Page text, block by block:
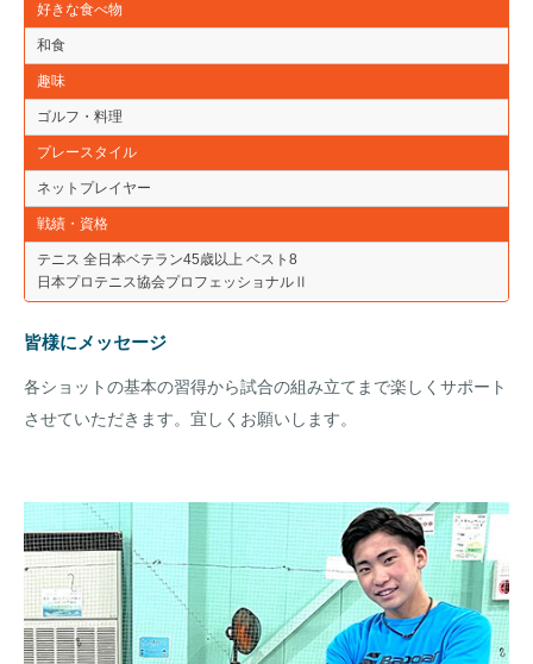
好きな食べ物
和食
趣味
ゴルフ・料理
プレースタイル
ネットプレイヤー
戦績・資格
テニス 全日本ベテラン45歳以上 ベスト8
日本プロテニス協会プロフェッショナルⅡ
皆様にメッセージ
各ショットの基本の習得から試合の組み立てまで楽しくサポート
させていただきます。宜しくお願いします。